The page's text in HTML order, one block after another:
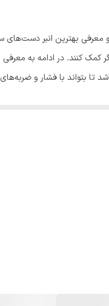
کمک کنند. در ادامه به
دست سایز 8 اینچ باید دارای بدنه‌ای قوی و مقاوم
تا در هنگام استفاده از